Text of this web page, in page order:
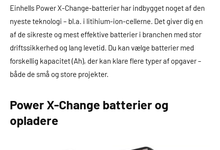
Einhells Power X-Change-batterier har indbygget noget af den
nyeste teknologi – bl.a. i litihium-ion-cellerne. Det giver dig en
af de sikreste og mest effektive batterier i branchen med stor
driftssikkerhed og lang levetid. Du kan vælge batterier med
forskellig kapacitet (Ah), der kan klare flere typer af opgaver –
både de små og store projekter.
Power X-Change batterier og
opladere